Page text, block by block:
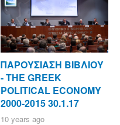
ΠΑΡΟΥΣΙΑΣΗ ΒΙΒΛΙΟΥ
- ΤΗΕ GREEK
POLITICAL ECONOMY
2000-2015 30.1.17
10 years ago